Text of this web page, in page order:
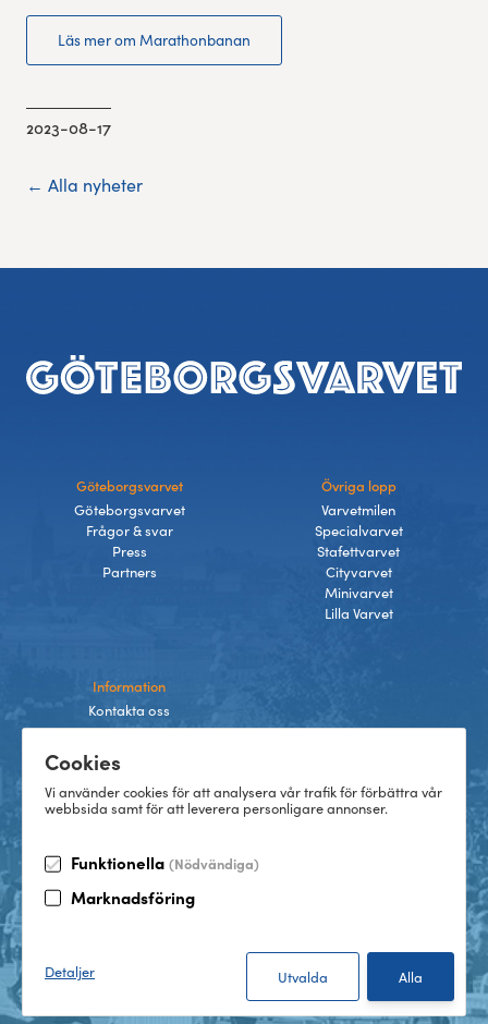
Cookies
Vi använder cookies för att analysera vår trafik för förbättra vår
webbsida samt för att leverera personligare annonser.
Funktionella (Nödvändiga)
Marknadsföring
Detaljer
Läs mer om Marathonbanan
2023-08-17
← Alla nyheter
Sidfot
Göteborgsvarvet
Göteborgsvarvet
Frågor & svar
Press
Partners
Övriga lopp
Varvetmilen
Specialvarvet
Stafettvarvet
Cityvarvet
Minivarvet
Lilla Varvet
Information
Kontakta oss
Villkor
Cookies